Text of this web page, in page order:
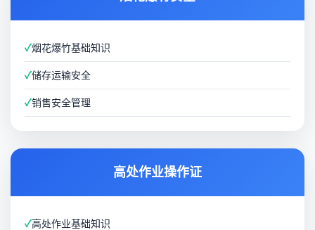
✓烟花爆竹基础知识
✓储存运输安全
✓销售安全管理
高处作业操作证
✓高处作业基础知识